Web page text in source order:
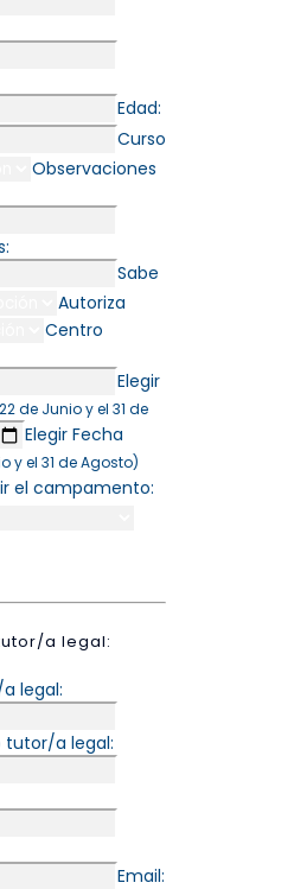
Edad:
Curso
Observaciones
Sabe
Autoriza
Centro
Elegir
de Junio y el 31 de
Elegir Fecha
y el 31 de Agosto)
el campamento:
a legal:
legal:
tutor/a legal:
Email: